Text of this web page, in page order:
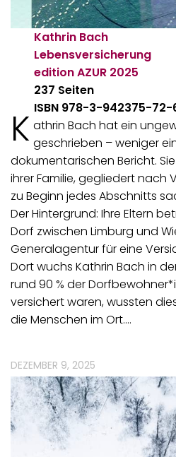
Kathrin Bach
Lebensversicherung
edition AZUR 2025
237 Seiten
ISBN 978-3-942375-72-
K athrin Bach hat ein
geschrieben – weniger
dokumentarischen Bericht.
ihrer Familie, gegliedert nach
zu Beginn jedes Abschnitts
Der Hintergrund: Ihre Eltern
Dorf zwischen Limburg und
Generalagentur für eine
Dort wuchs Kathrin Bach in
rund 90 % der
versichert waren, wussten
die Menschen im Ort.…
DEZEMBER 9, 2025